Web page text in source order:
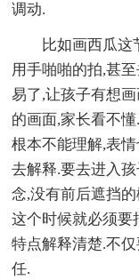
调动.
比如画西瓜这
用手啪啪的拍,甚
易了,让孩子有想
的画面,家长看不
根本不能理解,表
去解释.要去进入
念,没有前后遮挡
这个时候就必须要
特点解释清楚.不
任.